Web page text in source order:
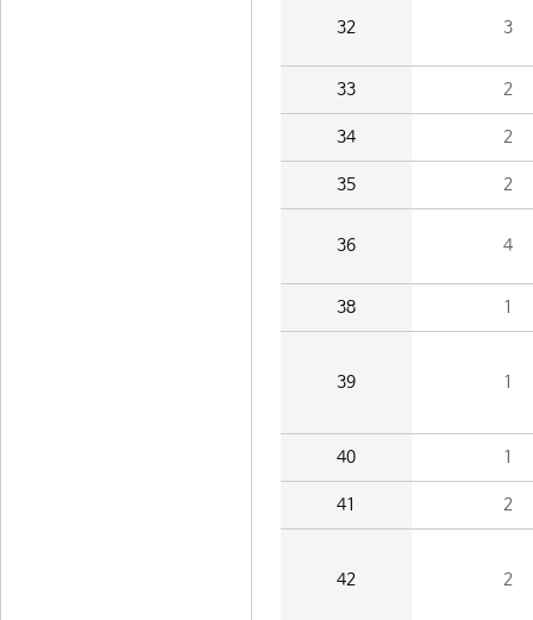
32 3
33 2
34 2
35 2
36 4
38 1
39 1
40 1
41 2
42 2